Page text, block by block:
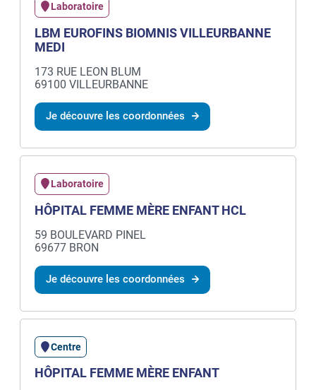
Laboratoire
LBM EUROFINS BIOMNIS VILLEURBANNE
MEDI
173 RUE LEON BLUM
69100 VILLEURBANNE
Je découvre les coordonnées
Laboratoire
HÔPITAL FEMME MÈRE ENFANT HCL
59 BOULEVARD PINEL
69677 BRON
Je découvre les coordonnées
Centre
HÔPITAL FEMME MÈRE ENFANT